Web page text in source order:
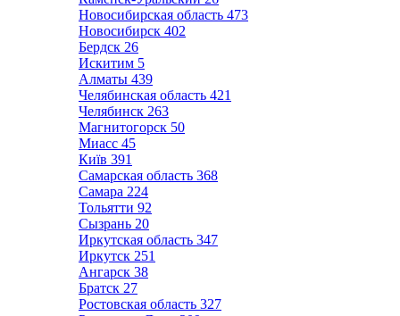
Новосибирская область 473
Новосибирск 402
Бердск 26
Искитим 5
Алматы 439
Челябинская область 421
Челябинск 263
Магнитогорск 50
Миасс 45
Київ 391
Самарская область 368
Самара 224
Тольятти 92
Сызрань 20
Иркутская область 347
Иркутск 251
Ангарск 38
Братск 27
Ростовская область 327